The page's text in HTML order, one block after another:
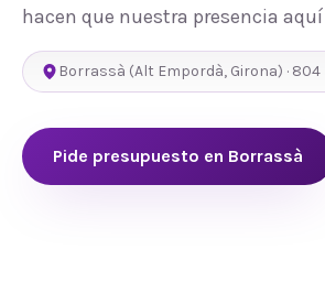
hacen que nuestra presencia
Borrassà (Alt Empordà, Girona) · 804
Pide presupuesto en Borrassà